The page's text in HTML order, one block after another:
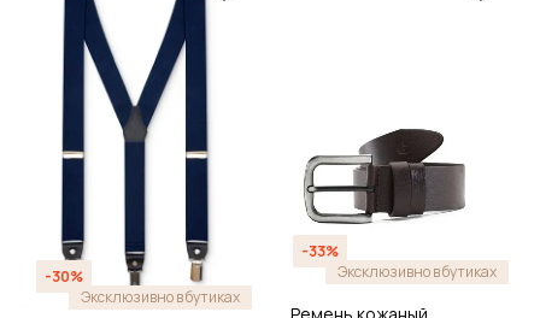
-30%
Эксклюзивно в бутиках
-33%
Эксклюзивно в бутиках